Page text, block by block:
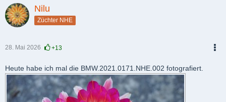
Nilu
Züchter NHE
28. Mai 2026 +13
Heute habe ich mal die BMW.2021.0171.NHE.002 fotografiert.